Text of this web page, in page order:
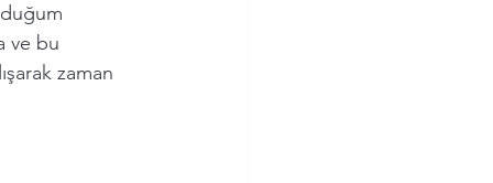
ve bu
zaman